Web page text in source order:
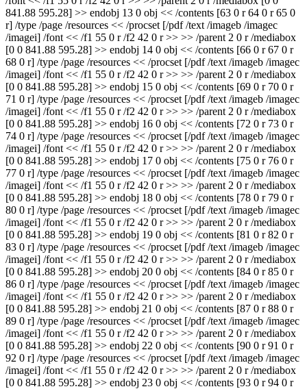
841.88 595.28] >> endobj 13 0 obj << /contents [63 0 r 64 0 r 65 0
r] /type /page /resources << /procset [/pdf /text /imageb /imagec
/imagei] /font << /f1 55 0 r /f2 42 0 r >> >> /parent 2 0 r /mediabox
[0 0 841.88 595.28] >> endobj 14 0 obj << /contents [66 0 r 67 0 r
68 0 r] /type /page /resources << /procset [/pdf /text /imageb /imagec
/imagei] /font << /f1 55 0 r /f2 42 0 r >> >> /parent 2 0 r /mediabox
[0 0 841.88 595.28] >> endobj 15 0 obj << /contents [69 0 r 70 0 r
71 0 r] /type /page /resources << /procset [/pdf /text /imageb /imagec
/imagei] /font << /f1 55 0 r /f2 42 0 r >> >> /parent 2 0 r /mediabox
[0 0 841.88 595.28] >> endobj 16 0 obj << /contents [72 0 r 73 0 r
74 0 r] /type /page /resources << /procset [/pdf /text /imageb /imagec
/imagei] /font << /f1 55 0 r /f2 42 0 r >> >> /parent 2 0 r /mediabox
[0 0 841.88 595.28] >> endobj 17 0 obj << /contents [75 0 r 76 0 r
77 0 r] /type /page /resources << /procset [/pdf /text /imageb /imagec
/imagei] /font << /f1 55 0 r /f2 42 0 r >> >> /parent 2 0 r /mediabox
[0 0 841.88 595.28] >> endobj 18 0 obj << /contents [78 0 r 79 0 r
80 0 r] /type /page /resources << /procset [/pdf /text /imageb /imagec
/imagei] /font << /f1 55 0 r /f2 42 0 r >> >> /parent 2 0 r /mediabox
[0 0 841.88 595.28] >> endobj 19 0 obj << /contents [81 0 r 82 0 r
83 0 r] /type /page /resources << /procset [/pdf /text /imageb /imagec
/imagei] /font << /f1 55 0 r /f2 42 0 r >> >> /parent 2 0 r /mediabox
[0 0 841.88 595.28] >> endobj 20 0 obj << /contents [84 0 r 85 0 r
86 0 r] /type /page /resources << /procset [/pdf /text /imageb /imagec
/imagei] /font << /f1 55 0 r /f2 42 0 r >> >> /parent 2 0 r /mediabox
[0 0 841.88 595.28] >> endobj 21 0 obj << /contents [87 0 r 88 0 r
89 0 r] /type /page /resources << /procset [/pdf /text /imageb /imagec
/imagei] /font << /f1 55 0 r /f2 42 0 r >> >> /parent 2 0 r /mediabox
[0 0 841.88 595.28] >> endobj 22 0 obj << /contents [90 0 r 91 0 r
92 0 r] /type /page /resources << /procset [/pdf /text /imageb /imagec
/imagei] /font << /f1 55 0 r /f2 42 0 r >> >> /parent 2 0 r /mediabox
[0 0 841.88 595.28] >> endobj 23 0 obj << /contents [93 0 r 94 0 r